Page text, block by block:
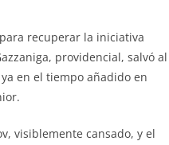
recuperar la iniciativa
providencial, salvó al
en el tiempo añadido en
visiblemente cansado, y el